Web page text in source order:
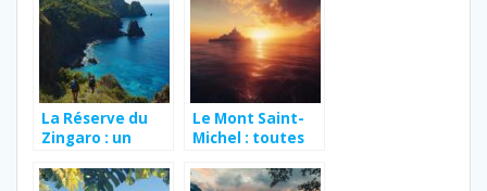
trésors côtiers
massif de la
Clape
La Réserve du
Zingaro : un
la biodiversité
Le Mont Saint-
Michel : toutes
connaitre sur sa